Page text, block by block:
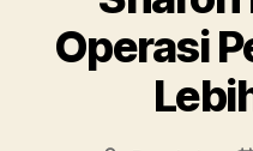
Operasi